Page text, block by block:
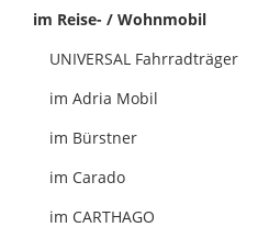
im Reise- / Wohnmobil
UNIVERSAL Fahrradträger
im Adria Mobil
im Bürstner
im Carado
im CARTHAGO